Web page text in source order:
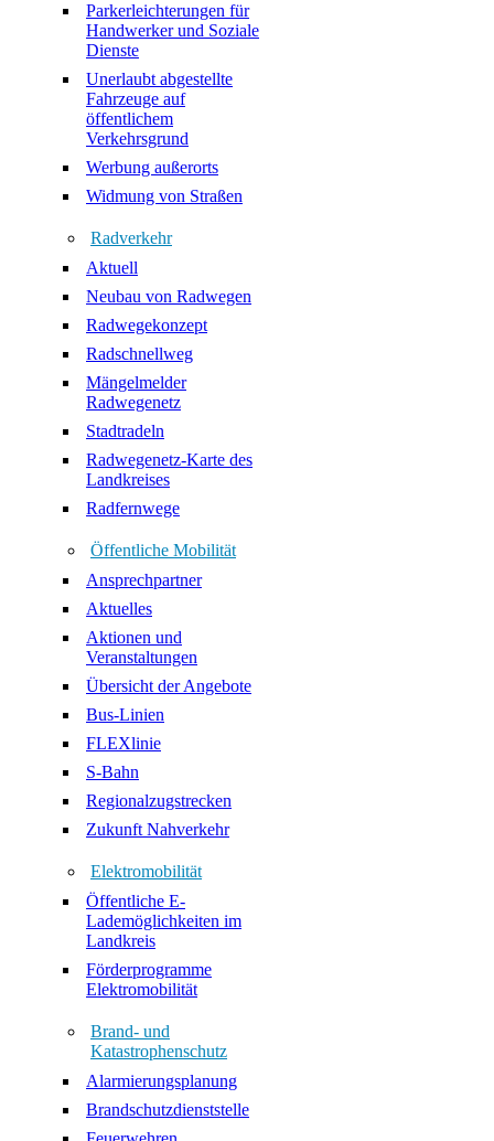
Parkerleichterungen für
Handwerker und Soziale
Dienste
Unerlaubt abgestellte
Fahrzeuge auf
öffentlichem
Verkehrsgrund
Werbung außerorts
Widmung von Straßen
Radverkehr
Aktuell
Neubau von Radwegen
Radwegekonzept
Radschnellweg
Mängelmelder
Radwegenetz
Stadtradeln
Radwegenetz-Karte des
Landkreises
Radfernwege
Öffentliche Mobilität
Ansprechpartner
Aktuelles
Aktionen und
Veranstaltungen
Übersicht der Angebote
Bus-Linien
FLEXlinie
S-Bahn
Regionalzugstrecken
Zukunft Nahverkehr
Elektromobilität
Öffentliche E-
Lademöglichkeiten im
Landkreis
Förderprogramme
Elektromobilität
Brand- und
Katastrophenschutz
Alarmierungsplanung
Brandschutzdienststelle